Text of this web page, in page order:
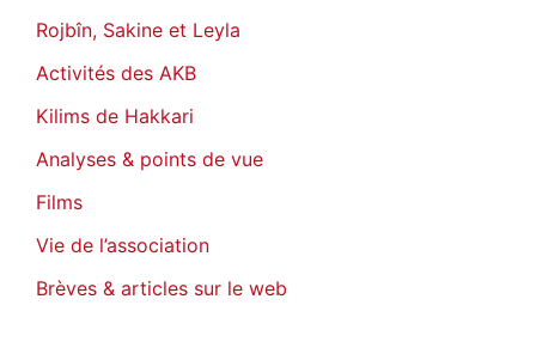
Rojbîn, Sakine et Leyla
Activités des AKB
Kilims de Hakkari
Analyses & points de vue
Films
Vie de l’association
Brèves & articles sur le web